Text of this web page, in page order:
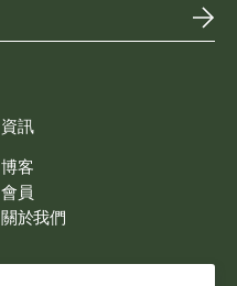
資訊
博客
會員
關於我們